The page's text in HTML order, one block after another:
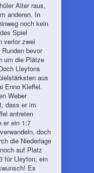
Alter raus,
anderen. In
noch kein
Spiel
verlor zwei
bevor
um die Plätze
Lleytons
aus
Enno Kleffel.
Weber
dass er im
antreten
er ein 1:7
doch
die Niederlage
auf Platz
für Lleyton, ein
Es